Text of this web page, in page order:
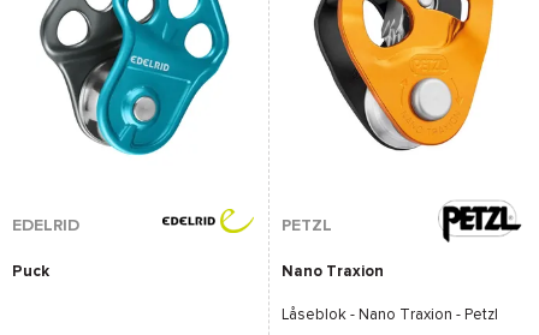
EDELRID
Puck
PETZL
Nano Traxion
Låseblok - Nano Traxion - Petzl